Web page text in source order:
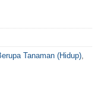
Tanaman (Hidup)